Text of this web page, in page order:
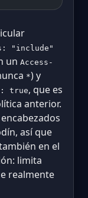
"include"
un Access-
*) y
true, que es
anterior.
así que
en el
limita
realmente